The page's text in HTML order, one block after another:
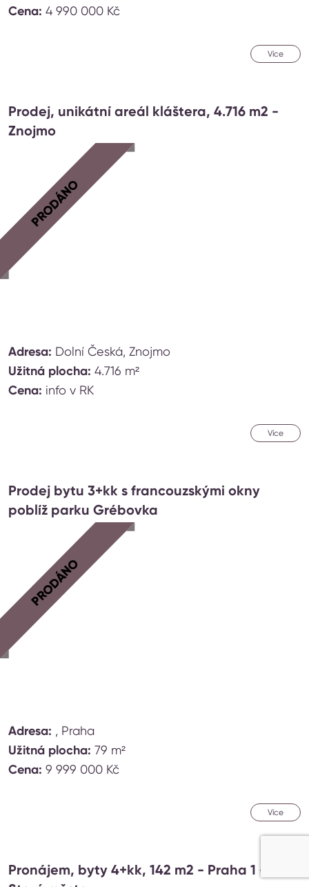
Cena: 4 990 000 Kč
Více
Prodej, unikátní areál kláštera, 4.716 m2 -
Znojmo
PRODÁNO
Adresa: Dolní Česká, Znojmo
Užitná plocha: 4.716 m²
Cena: info v RK
Více
Prodej bytu 3+kk s francouzskými okny
poblíž parku Grébovka
PRODÁNO
Adresa: , Praha
Užitná plocha: 79 m²
Cena: 9 999 000 Kč
Více
Pronájem, byty 4+kk, 142 m2 - Praha 1 -